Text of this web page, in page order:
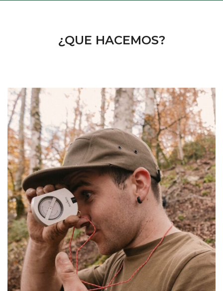
¿QUE HACEMOS?